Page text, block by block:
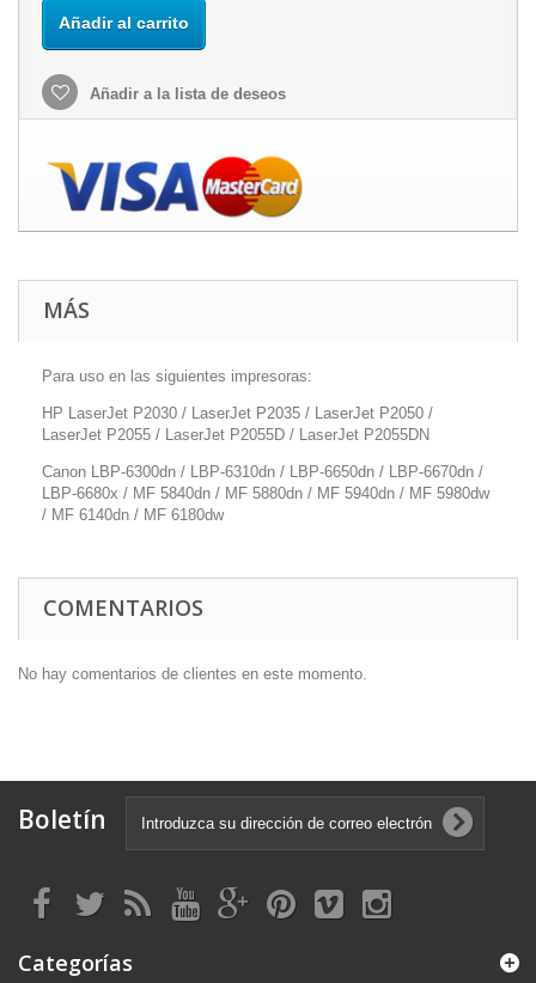
Añadir al carrito
Añadir a la lista de deseos
MÁS
Para uso en las siguientes impresoras:
HP LaserJet P2030 / LaserJet P2035 / LaserJet P2050 /
LaserJet P2055 / LaserJet P2055D / LaserJet P2055DN
Canon LBP-6300dn / LBP-6310dn / LBP-6650dn / LBP-6670dn /
LBP-6680x / MF 5840dn / MF 5880dn / MF 5940dn / MF 5980dw
/ MF 6140dn / MF 6180dw
COMENTARIOS
No hay comentarios de clientes en este momento.
Boletín
Categorías